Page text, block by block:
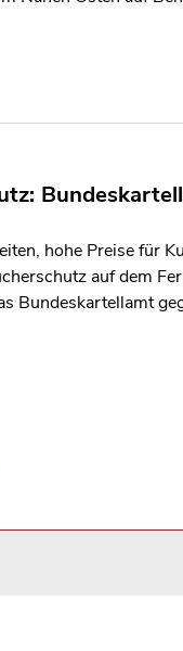
hohe Preise für
auf dem
Bundeskartellamt